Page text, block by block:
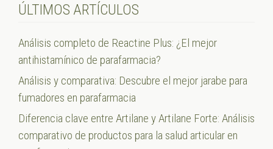
ÚLTIMOS ARTÍCULOS
Análisis completo de Reactine Plus: ¿El mejor
antihistamínico de parafarmacia?
Análisis y comparativa: Descubre el mejor jarabe para
fumadores en parafarmacia
Diferencia clave entre Artilane y Artilane Forte: Análisis
comparativo de productos para la salud articular en